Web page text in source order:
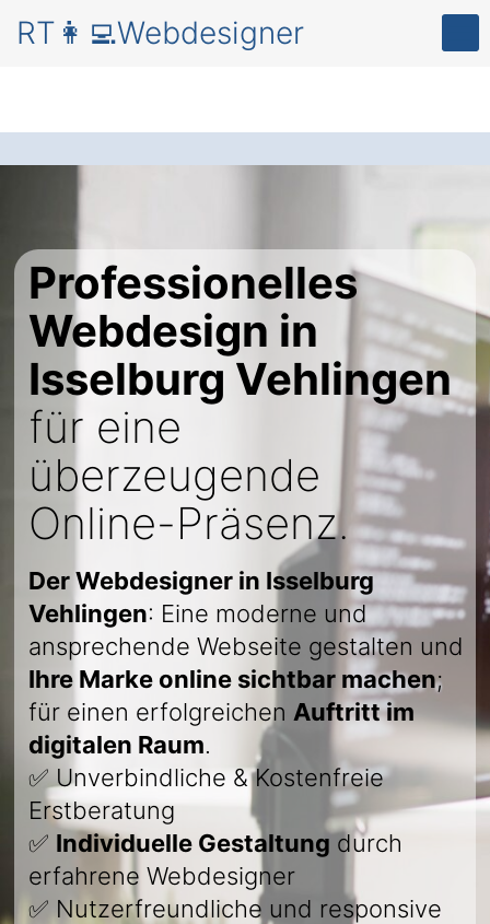
RT👩‍💻Webdesigner
Professionelles
Webdesign in
Isselburg Vehlingen
für eine
überzeugende
Online-Präsenz.
Der Webdesigner in Isselburg
Vehlingen: Eine moderne und
ansprechende Webseite gestalten und
Ihre Marke online sichtbar machen;
für einen erfolgreichen Auftritt im
digitalen Raum.
✅ Unverbindliche & Kostenfreie
Erstberatung
✅ Individuelle Gestaltung durch
erfahrene Webdesigner
✅ Nutzerfreundliche und responsive